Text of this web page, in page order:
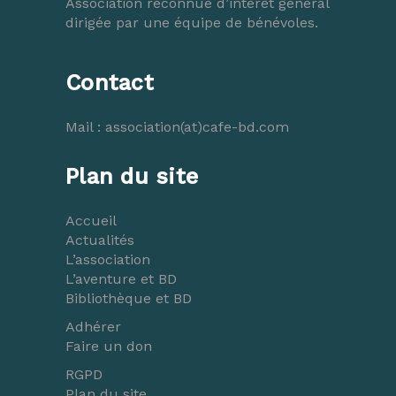
dirigée par une équipe de bénévoles.
Contact
Mail : association(at)cafe-bd.com
Plan du site
Accueil
Actualités
L’association
L’aventure et BD
Bibliothèque et BD
Adhérer
Faire un don
RGPD